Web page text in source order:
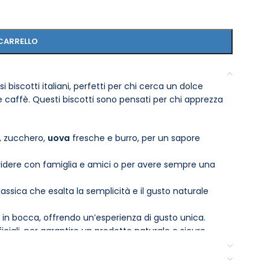
biscotti italiani, perfetti per chi cerca un dolce
Questi biscotti sono pensati per chi apprezza
zucchero, uova fresche e burro, per un sapore
con famiglia e amici o per avere sempre una
che esalta la semplicità e il gusto naturale
bocca, offrendo un’esperienza di gusto unica.
per garantire un prodotto naturale e sicuro.